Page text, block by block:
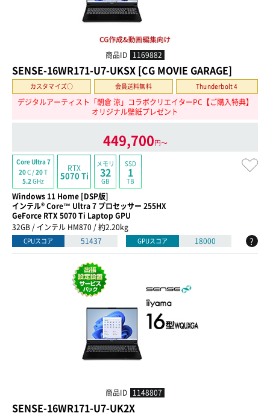
商品ID 1169882
SENSE-16WR171-U7-UKSX [CG MOVIE GARAGE]
カスタマイズ○ 会員送料無料 Thunderbolt 4
デジタルアーティスト「朝倉 涼」コラボクリエイターPC【ご購入特典】
オリジナル壁紙プレゼント
449,700円〜
Core Ultra 7
20C /20T
5.2GHz
RTX
5070 Ti
メモリ
32
GB
SSD
1
TB
Windows 11 Home [DSP版]
インテル® Core™ Ultra 7 プロセッサー 255HX
GeForce RTX 5070 Ti Laptop GPU
32GB / インテル HM870 / 約2.20kg
CPUスコア 51437 GPUスコア 18000 ?
商品ID 1148807
SENSE-16WR171-U7-UK2X